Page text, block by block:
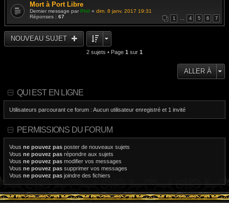
Mort à Port Libre
Dernier message parPhil « dim. 8 janv. 2017 19:31
Réponses : 67 1 … 4 5 6 7
NOUVEAU SUJET
2 sujets • Page 1 sur 1
ALLER À
QUI EST EN LIGNE
Utilisateurs parcourant ce forum : Aucun utilisateur enregistré et 1 invité
PERMISSIONS DU FORUM
Vous ne pouvez pas poster de nouveaux sujets
Vous ne pouvez pas répondre aux sujets
Vous ne pouvez pas modifier vos messages
Vous ne pouvez pas supprimer vos messages
Vous ne pouvez pas joindre des fichiers